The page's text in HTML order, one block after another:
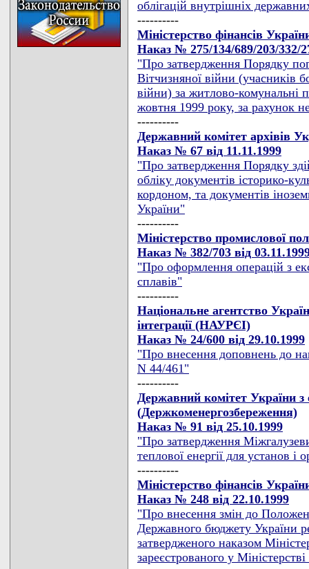
облігацій внутрішніх
----------
Міністерство фінансів
Наказ № 275/134/689/203/332/
"Про затвердження Порядку
Вітчизняної війни (учасників
війни) за житлово-комунальні
жовтня 1999 року, за рахунок
----------
Державний комітет архівів
Наказ № 67 від 11.11.1999
"Про затвердження Порядку
обліку документів історико-
кордоном, та документів
України"
----------
Міністерство промислової
Наказ № 382/703 від
"Про оформлення операцій з
сплавів"
----------
Національне агентство
інтеграції (НАУРЄІ)
Наказ № 24/600 від 29.10.1999
"Про внесення доповнень до
N 44/461"
----------
Державний комітет України з
(Держкоменергозбереження)
Наказ № 91 від 25.10.1999
"Про затвердження
теплової енергії для установ
----------
Міністерство фінансів
Наказ № 248 від 22.10.1999
"Про внесення змін до
Державного бюджету України
затвердженого наказом
зареєстрованого у